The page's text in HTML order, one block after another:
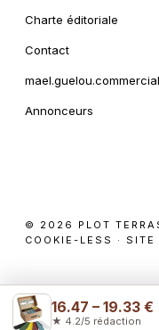
16.47 – 19.33 €
★ 4.2/5 rédaction
Charte éditoriale
Contact
Annonceurs
© 2026 PLOT
COOKIE-LESS · SITE